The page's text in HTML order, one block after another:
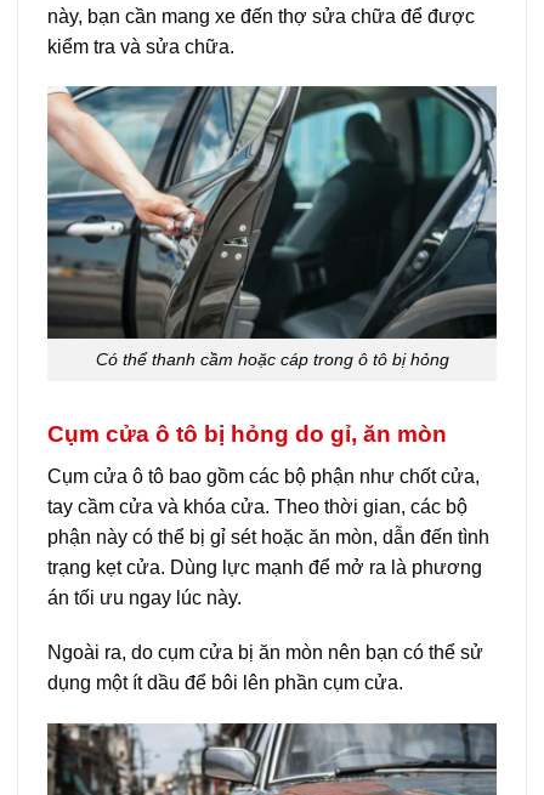
này, bạn cần mang xe đến thợ sửa chữa để được
kiểm tra và sửa chữa.
Có thể thanh cầm hoặc cáp trong ô tô bị hỏng
Cụm cửa ô tô bị hỏng do gỉ, ăn mòn
Cụm cửa ô tô bao gồm các bộ phận như chốt cửa,
tay cầm cửa và khóa cửa. Theo thời gian, các bộ
phận này có thể bị gỉ sét hoặc ăn mòn, dẫn đến tình
trạng kẹt cửa. Dùng lực mạnh để mở ra là phương
án tối ưu ngay lúc này.
Ngoài ra, do cụm cửa bị ăn mòn nên bạn có thể sử
dụng một ít dầu để bôi lên phần cụm cửa.